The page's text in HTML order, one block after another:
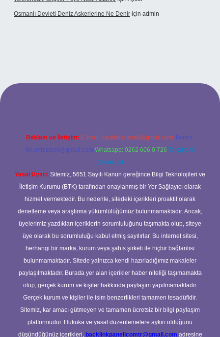
Osmanlı Devleti Deniz Askerlerine Ne Denir için admin
giriş
Reklam ve İletişim: E-mail: backlinkpaneli@gmail.com Teams:
forumhizmeti@gmail.com Whatsapp: 0262 606 0 726 Telegram:
@karabul
Yasal Uyarı: Sitemiz, 5651 Sayılı Kanun gereğince Bilgi Teknolojileri ve
İletişim Kurumu (BTK) tarafından onaylanmış bir Yer Sağlayıcı olarak
hizmet vermektedir. Bu nedenle, sitedeki içerikleri proaktif olarak
denetleme veya araştırma yükümlülüğümüz bulunmamaktadır. Ancak,
üyelerimiz yazdıkları içeriklerin sorumluluğunu taşımakta olup, siteye
üye olarak bu sorumluluğu kabul etmiş sayılırlar. Bu internet sitesi,
herhangi bir marka, kurum veya şahıs şirketi ile hiçbir bağlantısı
bulunmamaktadır. Sitede yalnızca kendi hazırladığımız makaleler
paylaşılmaktadır. Burada yer alan içerikler haber niteliği taşımamakta
olup, gerçek kurum ve kişiler hakkında paylaşım yapılmamaktadır.
Gerçek kurum ve kişiler ile isim benzerlikleri tamamen tesadüfidir.
Sitemiz, kar amacı gütmeyen ve tamamen ücretsiz bir bilgi paylaşım
platformudur. Hukuka ve yasal düzenlemelere aykırı olduğunu
düşündüğünüz içerikleri, backlinkpanelicomtr@gmail.com adresine